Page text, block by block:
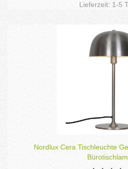
Lieferzeit: 1-5
Nordlux Cera Tischleuchte